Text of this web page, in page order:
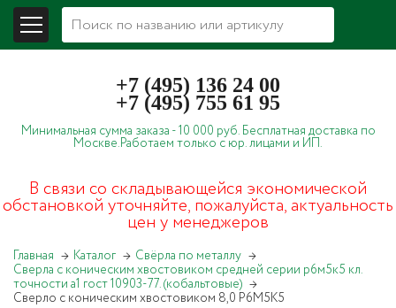
+7 (495) 136 24 00
+7 (495) 755 61 95
Минимальная сумма заказа -10 000 руб.Бесплатная доставка по
Москве.Работаем только с юр. лицами и ИП.
В связи со складывающейся экономической
обстановкой уточняйте, пожалуйста, актуальность
цен у менеджеров
Главная Каталог
Свёрла по металлу
Сверла с коническим хвостовиком средней серии р6м5к5 кл.
точности а1 гост 10903-77. (кобальтовые)
Сверло с коническим хвостовиком 8,0 Р6М5К5